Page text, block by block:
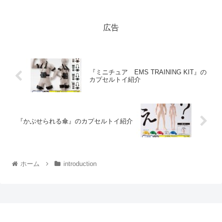
広告
『ミニチュア EMS TRAINING KIT』の
カプセルトイ紹介
『かぶせられる傘』のカプセルトイ紹介
ホーム introduction